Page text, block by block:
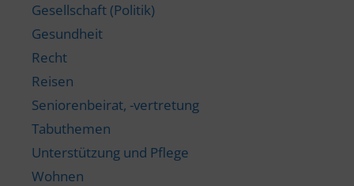
Gesellschaft (Politik)
Gesundheit
Recht
Reisen
Seniorenbeirat, -vertretung
Tabuthemen
Unterstützung und Pflege
Wohnen